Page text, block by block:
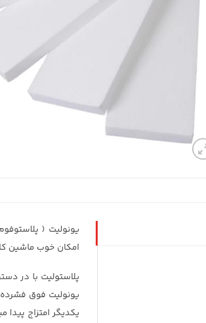
یونولیت (
امکان خوب ماشین
پلاستولیت با در
یونولیت فوق فشرده
یکدیگر امتزاج